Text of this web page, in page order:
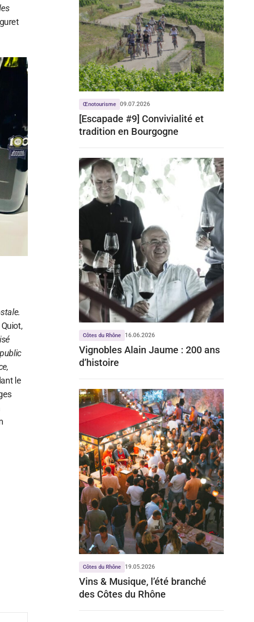
le
Œnotourisme 09.07.2026
[Escapade #9] Convivialité et
tradition en Bourgogne
Côtes du Rhône 16.06.2026
Vignobles Alain Jaume : 200 ans
d’histoire
Côtes du Rhône 19.05.2026
Vins & Musique, l’été branché
des Côtes du Rhône